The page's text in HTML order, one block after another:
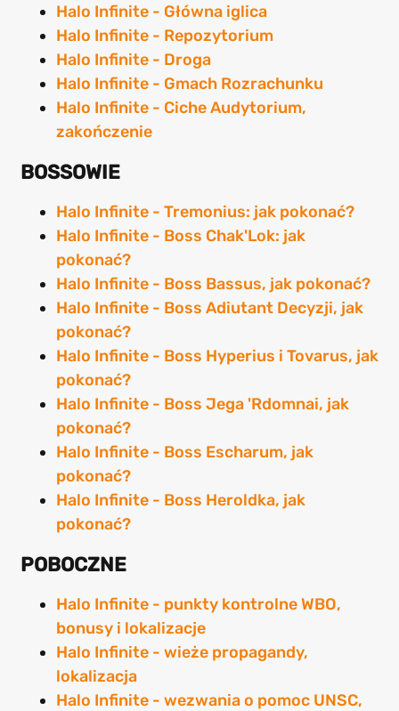
Halo Infinite - Główna iglica
Halo Infinite - Repozytorium
Halo Infinite - Droga
Halo Infinite - Gmach Rozrachunku
Halo Infinite - Ciche Audytorium,
zakończenie
BOSSOWIE
Halo Infinite - Tremonius: jak pokonać?
Halo Infinite - Boss Chak'Lok: jak
pokonać?
Halo Infinite - Boss Bassus, jak pokonać?
Halo Infinite - Boss Adiutant Decyzji, jak
pokonać?
Halo Infinite - Boss Hyperius i Tovarus, jak
pokonać?
Halo Infinite - Boss Jega 'Rdomnai, jak
pokonać?
Halo Infinite - Boss Escharum, jak
pokonać?
Halo Infinite - Boss Heroldka, jak
pokonać?
POBOCZNE
Halo Infinite - punkty kontrolne WBO,
bonusy i lokalizacje
Halo Infinite - wieże propagandy,
lokalizacja
Halo Infinite - wezwania o pomoc UNSC,